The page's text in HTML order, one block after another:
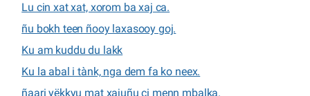
Lu cin xat xat, xorom ba xaj ca.
ñu bokh teen ñooy laxasooy goj.
Ku am kuddu du lakk
Ku la abal i tànk, nga dem fa ko neex.
ñaari yëkkyu mat xajuñu ci menn mbalka.